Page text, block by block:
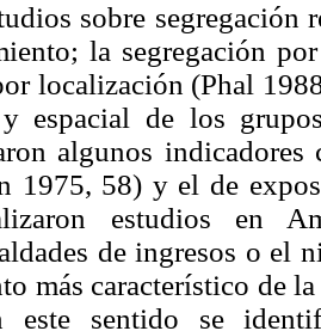
sobre segregación
la segregación
localización (Phal
espacial de los
algunos
1975, 58) y el de
estudios en
de ingresos o el
más característico de
este sentido se